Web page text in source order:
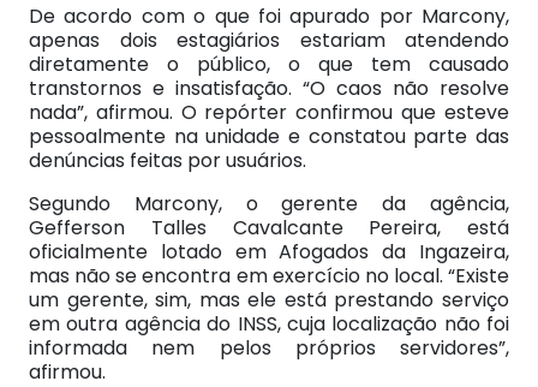
De acordo com o que foi apurado por Marcony,
apenas dois estagiários estariam atendendo
diretamente o público, o que tem causado
transtornos e insatisfação. “O caos não resolve
nada”, afirmou. O repórter confirmou que esteve
pessoalmente na unidade e constatou parte das
denúncias feitas por usuários.
Segundo Marcony, o gerente da agência,
Gefferson Talles Cavalcante Pereira, está
oficialmente lotado em Afogados da Ingazeira,
mas não se encontra em exercício no local. “Existe
um gerente, sim, mas ele está prestando serviço
em outra agência do INSS, cuja localização não foi
informada nem pelos próprios servidores”,
afirmou.